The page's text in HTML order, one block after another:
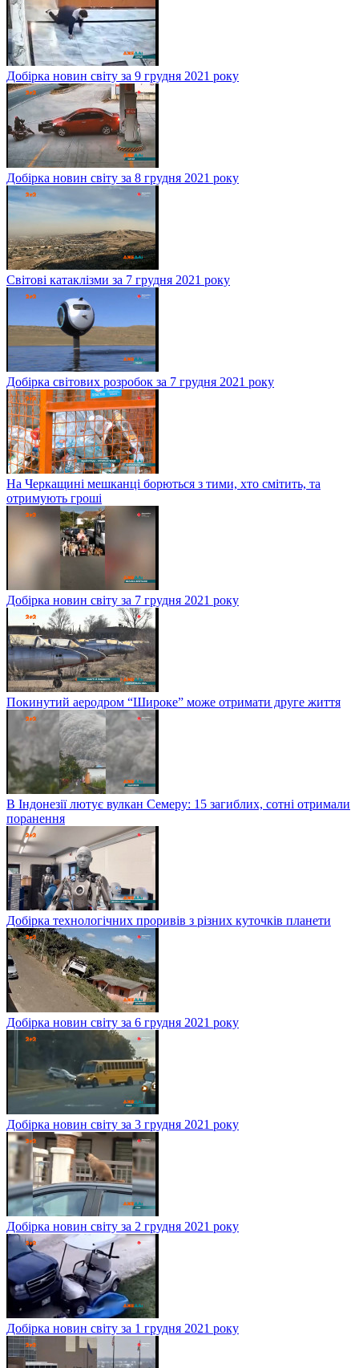
Добірка новин світу за 9 грудня 2021 року
Добірка новин світу за 8 грудня 2021 року
Світові катаклізми за 7 грудня 2021 року
Добірка світових розробок за 7 грудня 2021 року
На Черкащині мешканці борються з тими, хто смітить, та
отримують гроші
Добірка новин світу за 7 грудня 2021 року
Покинутий аеродром “Широке” може отримати друге життя
В Індонезії лютує вулкан Семеру: 15 загиблих, сотні отримали
поранення
Добірка технологічних проривів з різних куточків планети
Добірка новин світу за 6 грудня 2021 року
Добірка новин світу за 3 грудня 2021 року
Добірка новин світу за 2 грудня 2021 року
Добірка новин світу за 1 грудня 2021 року